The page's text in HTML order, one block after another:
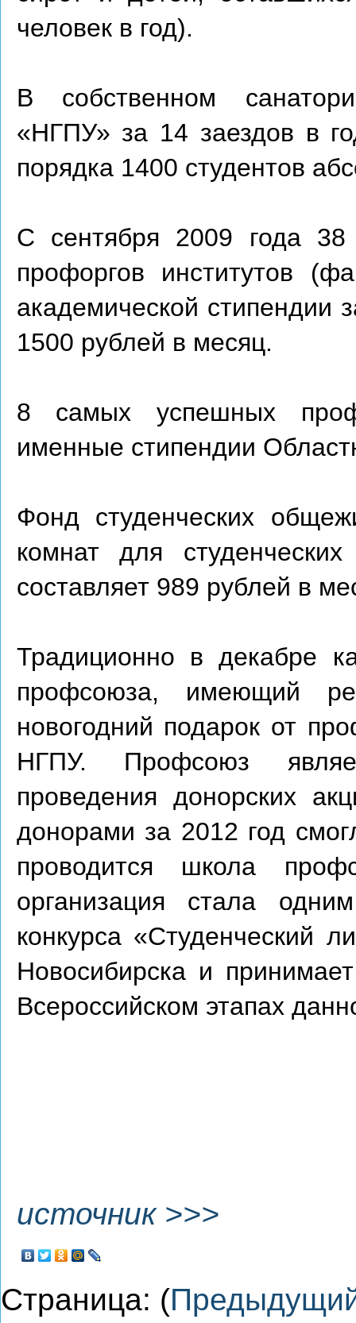
человек в год).
В собственном
«НГПУ» за 14 заездов в
порядка 1400 студентов
С сентября 2009 года
профоргов институтов
академической стипендии
1500 рублей в месяц.
8 самых успешных
именные стипендии
Фонд студенческих
комнат для
составляет 989 рублей в
Традиционно в декабре
профсоюза, имеющий
новогодний подарок от
НГПУ. Профсоюз
проведения донорских
донорами за 2012 год
проводится школа
организация стала
конкурса «Студенческий
Новосибирска и
Всероссийском этапах
источник >>>
Страница: (